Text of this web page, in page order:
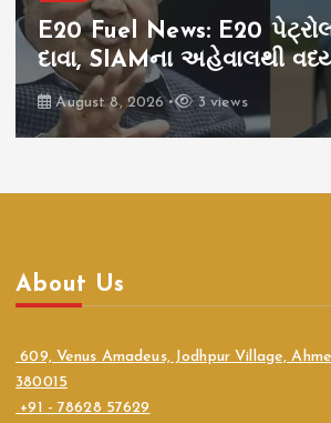
E20 Fuel News: E20
દાવા, SIAMના અહેવાલથી
August 8, 2026 3 views
About Us
609, Venus Amadeus, Jodhpur Village,
380015
+91 - 78628 57629